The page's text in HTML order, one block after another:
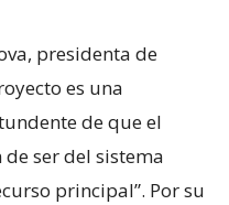
presidenta de
es una
de que el
ser del sistema
principal”. Por su